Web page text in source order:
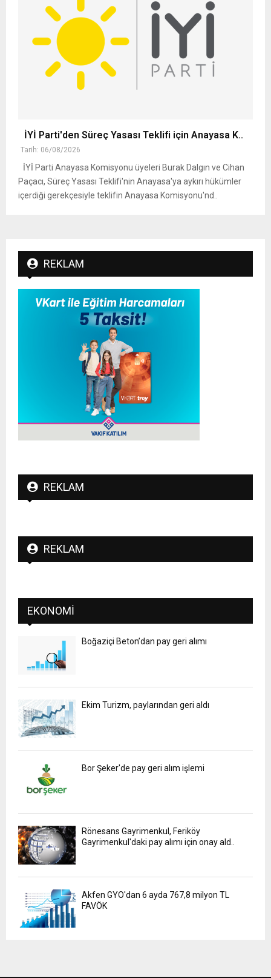
İYİ Parti'den Süreç Yasası Teklifi için Anayasa K..
Tarih: 06/08/2026
İYİ Parti Anayasa Komisyonu üyeleri Burak Dalgın ve Cihan
Paçacı, Süreç Yasası Teklifi'nin Anayasa'ya aykırı hükümler
içerdiği gerekçesiyle teklifin Anayasa Komisyonu'nd..
REKLAM
REKLAM
REKLAM
EKONOMI
Boğaziçi Beton’dan pay geri alımı
Ekim Turizm, paylarından geri aldı
Bor Şeker'de pay geri alım işlemi
Rönesans Gayrimenkul, Feriköy
Gayrimenkul'daki pay alımı için onay ald..
Akfen GYO'dan 6 ayda 767,8 milyon TL
FAVÖK